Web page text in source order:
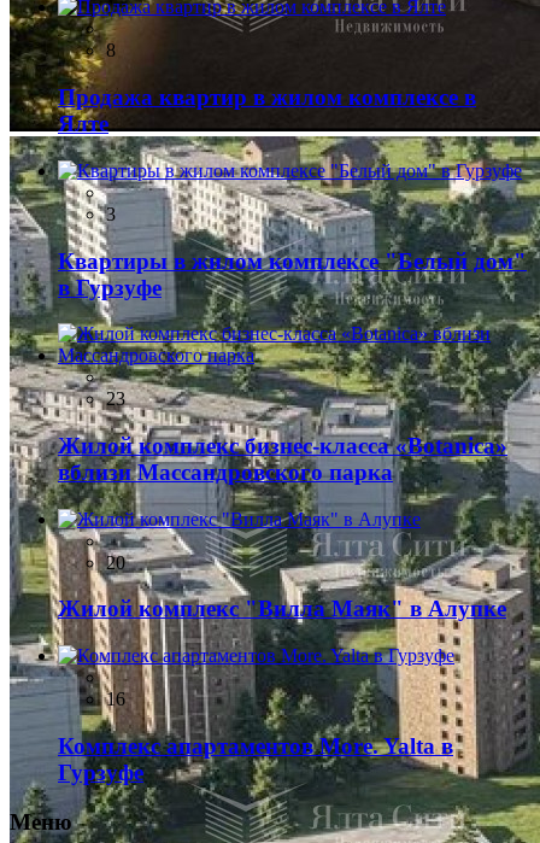
8
Продажа квартир в жилом комплексе в
Ялте
3
Квартиры в жилом комплексе "Белый дом"
в Гурзуфе
23
Жилой комплекс бизнес-класса «Botanica»
вблизи Массандровского парка
20
Жилой комплекс "Вилла Маяк" в Алупке
16
Комплекс апартаментов More. Yalta в
Гурзуфе
Меню